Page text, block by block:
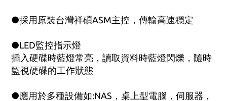
●採用原裝台灣祥碩ASM主控，傳輸高速穩定
●LED監控指示燈
插入硬碟時藍燈常亮，讀取資料時藍燈閃爍，隨時
監視硬碟的工作狀態
●應用於多種設備如:NAS，桌上型電腦，伺服器，